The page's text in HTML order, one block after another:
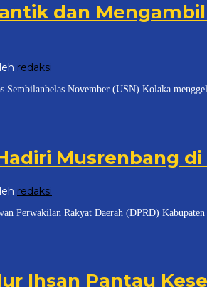
dan
redaksi
November (USN) Kolaka
Musrenbang
redaksi
Perwakilan Rakyat Daerah (DPRD)
Ihsan Pantau